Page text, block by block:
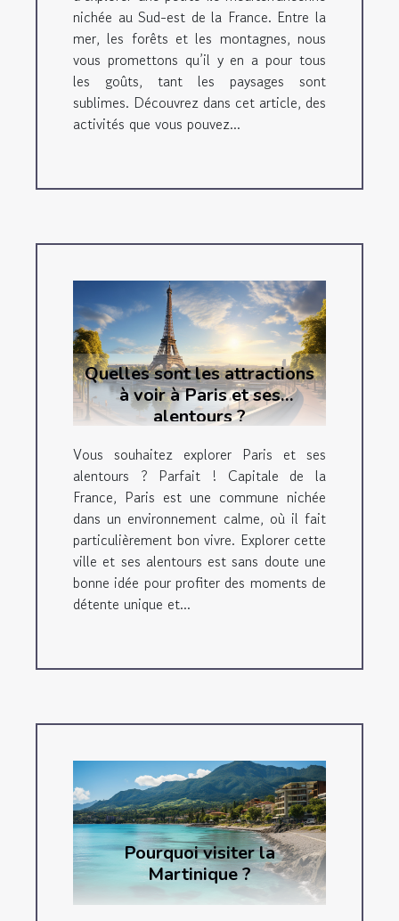
nichée au Sud-est de la France. Entre la
mer, les forêts et les montagnes, nous
vous promettons qu’il y en a pour tous
les goûts, tant les paysages sont
sublimes. Découvrez dans cet article, des
activités que vous pouvez...
Quelles sont les attractions
à voir à Paris et ses
alentours ?
Vous souhaitez explorer Paris et ses
alentours ? Parfait ! Capitale de la
France, Paris est une commune nichée
dans un environnement calme, où il fait
particulièrement bon vivre. Explorer cette
ville et ses alentours est sans doute une
bonne idée pour profiter des moments de
détente unique et...
Pourquoi visiter la
Martinique ?